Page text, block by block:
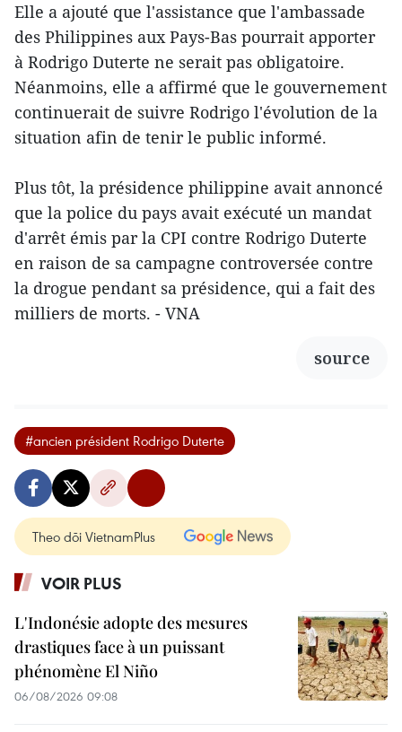
Elle a ajouté que l'assistance que l'ambassade
des Philippines aux Pays-Bas pourrait apporter
à Rodrigo Duterte ne serait pas obligatoire.
Néanmoins, elle a affirmé que le gouvernement
continuerait de suivre Rodrigo l'évolution de la
situation afin de tenir le public informé.
Plus tôt, la présidence philippine avait annoncé
que la police du pays avait exécuté un mandat
d'arrêt émis par la CPI contre Rodrigo Duterte
en raison de sa campagne controversée contre
la drogue pendant sa présidence, qui a fait des
milliers de morts. - VNA
source
#ancien président Rodrigo Duterte
Theo dõi VietnamPlus
VOIR PLUS
L'Indonésie adopte des mesures
drastiques face à un puissant
phénomène El Niño
06/08/2026 09:08